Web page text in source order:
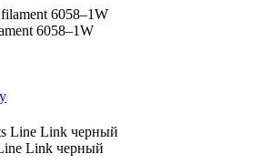
6058–1W
Link черный